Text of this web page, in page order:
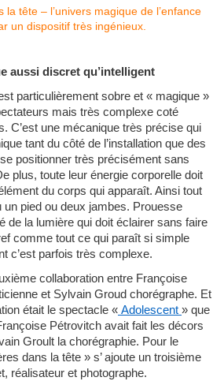
aussi discret qu’intelligent
particulièrement sobre et « magique »
mais très complexe coté
C’est une mécanique très précise qui
tant du côté de l’installation que des
positionner très précisément sans
plus, toute leur énergie corporelle doit
du corps qui apparaît. Ainsi tout
un pied ou deux jambes. Prouesse
de la lumière qui doit éclairer sans faire
comme tout ce qui paraît si simple
c’est parfois très complexe.
collaboration entre Françoise
et Sylvain Groud chorégraphe. Et
était le spectacle « Adolescent » que
Pétrovitch avait fait les décors
Groult la chorégraphie. Pour le
dans la tête » s’ ajoute un troisième
réalisateur et photographe.